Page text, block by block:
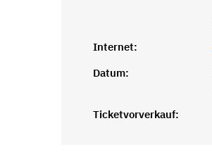
Internet:
Datum:
Ticketvorverkauf: